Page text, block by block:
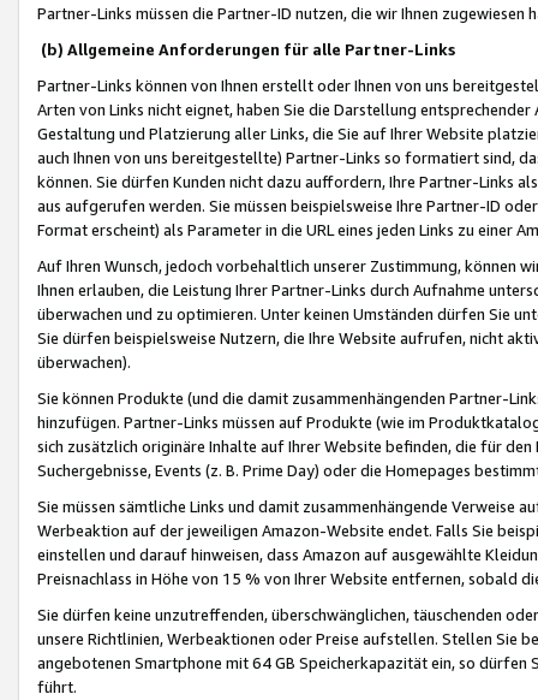
Partner-Links müssen die Partner-ID nutzen, die wir Ihnen zugewiesen
(b) Allgemeine Anforderungen für alle Partner-Links
Partner-Links können von Ihnen erstellt oder Ihnen von uns
Arten von Links nicht eignet, haben Sie die Darstellung
Gestaltung und Platzierung aller Links, die Sie auf Ihrer Website
auch Ihnen von uns bereitgestellte) Partner-Links so formatiert sind,
können. Sie dürfen Kunden nicht dazu auffordern, Ihre Partner-Links
aus aufgerufen werden. Sie müssen beispielsweise Ihre Partner-ID
Format erscheint) als Parameter in die URL eines jeden Links zu einer
Auf Ihren Wunsch, jedoch vorbehaltlich unserer Zustimmung, können
Ihnen erlauben, die Leistung Ihrer Partner-Links durch Aufnahme
überwachen und zu optimieren. Unter keinen Umständen dürfen Sie
Sie dürfen beispielsweise Nutzern, die Ihre Website aufrufen, nicht
überwachen).
Sie können Produkte (und die damit zusammenhängenden Partner-
hinzufügen. Partner-Links müssen auf Produkte (wie im
sich zusätzlich originäre Inhalte auf Ihrer Website befinden, die für
Suchergebnisse, Events (z. B. Prime Day) oder die Homepages
Sie müssen sämtliche Links und damit zusammenhängende
Werbeaktion auf der jeweiligen Amazon-Website endet. Falls Sie
einstellen und darauf hinweisen, dass Amazon auf ausgewählte
Preisnachlass in Höhe von 15 % von Ihrer Website entfernen, sobald
Sie dürfen keine unzutreffenden, überschwänglichen, täuschenden
unsere Richtlinien, Werbeaktionen oder Preise aufstellen. Stellen Sie
angebotenen Smartphone mit 64 GB Speicherkapazität ein, so dürfen
führt.